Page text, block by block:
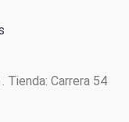
Tienda: Carrera 54